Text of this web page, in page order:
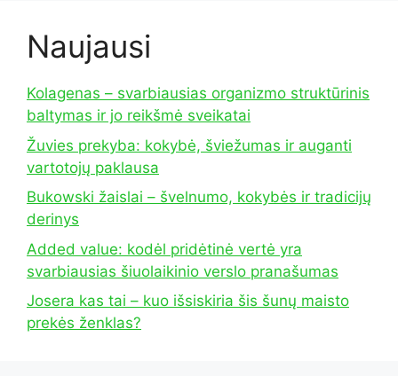
Naujausi
Kolagenas – svarbiausias organizmo struktūrinis
baltymas ir jo reikšmė sveikatai
Žuvies prekyba: kokybė, šviežumas ir auganti
vartotojų paklausa
Bukowski žaislai – švelnumo, kokybės ir tradicijų
derinys
Added value: kodėl pridėtinė vertė yra
svarbiausias šiuolaikinio verslo pranašumas
Josera kas tai – kuo išsiskiria šis šunų maisto
prekės ženklas?